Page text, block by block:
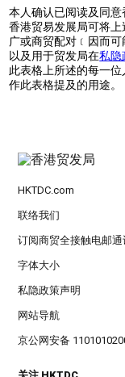
本人确认已阅读及同意
香港贸易发展局可将
广或商贸配对﹝因而
以及用于贸发局在私隐
此表格上所述的每一
作此表格提及的用途。
HKTDC.com
联络我们
订阅商贸全接触电邮通
字体大小
私隐政策声明
网站导航
京公网安备